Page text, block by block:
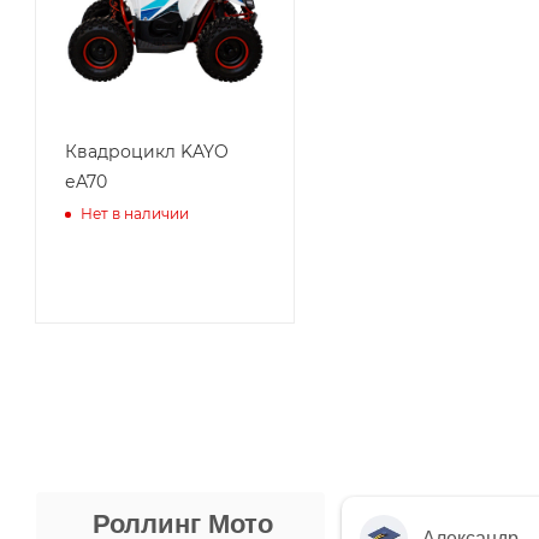
Квадроцикл KAYO
еA70
Нет в наличии
Роллинг Мото